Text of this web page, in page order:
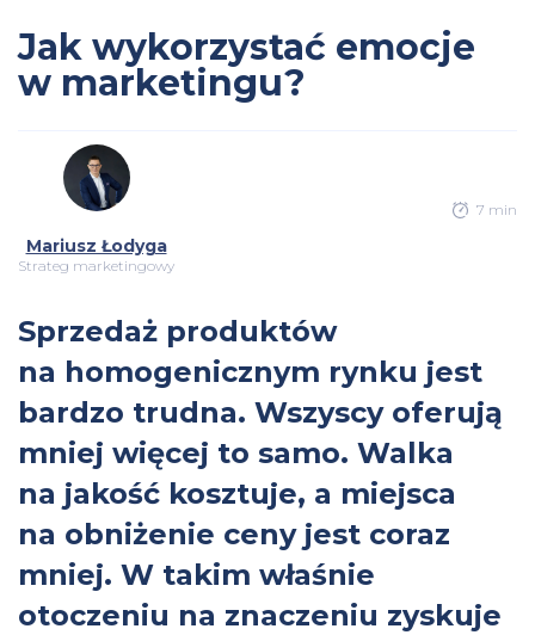
Jak wykorzystać emocje
w marketingu?
Mariusz Łodyga
Strateg marketingowy
7 min
Sprzedaż produktów
na homogenicznym rynku jest
bardzo trudna. Wszyscy oferują
mniej więcej to samo. Walka
na jakość kosztuje, a miejsca
na obniżenie ceny jest coraz
mniej. W takim właśnie
otoczeniu na znaczeniu zyskuje